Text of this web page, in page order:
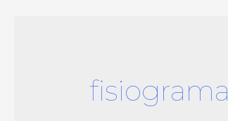
fisiograma